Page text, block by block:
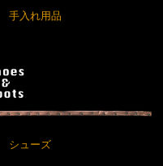
手入れ用品
シューズ